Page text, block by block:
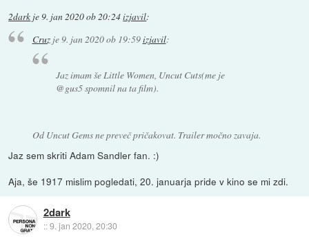
2dark je9. jan 2020 ob 20:24izjavil:
Cruzje9. jan 2020 ob 19:59izjavil:
Jaz imam še Little Women, Uncut Cuts(me je
@gus5 spomnil na ta film).
Od Uncut Gems ne preveč pričakovat. Trailer močno zavaja.
Jaz sem skriti Adam Sandler fan. :)
Aja, še 1917 mislim pogledati, 20. januarja pride v kino se mi zdi.
2dark
::9. jan 2020, 20:30